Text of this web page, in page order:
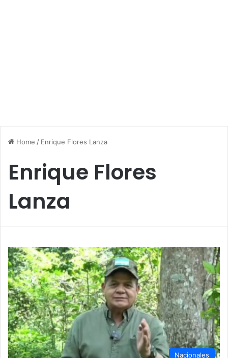
Home / Enrique Flores Lanza
Enrique Flores
Lanza
Nacionales